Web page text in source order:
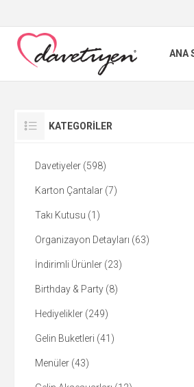
ANA
KATEGORILER
Davetiyeler (598)
Karton Çantalar (7)
Takı Kutusu (1)
Organizayon Detayları (63)
İndirimli Ürünler (23)
Birthday & Party (8)
Hediyelikler (249)
Gelin Buketleri (41)
Menüler (43)